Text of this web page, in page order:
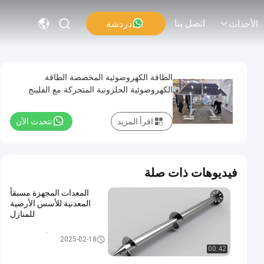
الأحداث اتصل بنا دردشة
الطاقة الكهروضوئية المخصصة الطاقة
الكهروضوئية الحلزونية المتحركة مع الفلينج
نتحدث الآن اقرأ المزيد
فيديوهات ذات صلة
00:42
المعدات المجهزة مسبقاً
المعدنية للأسس الأرضية
للمنازل
مرساة الأرض المدارية2025-02-18